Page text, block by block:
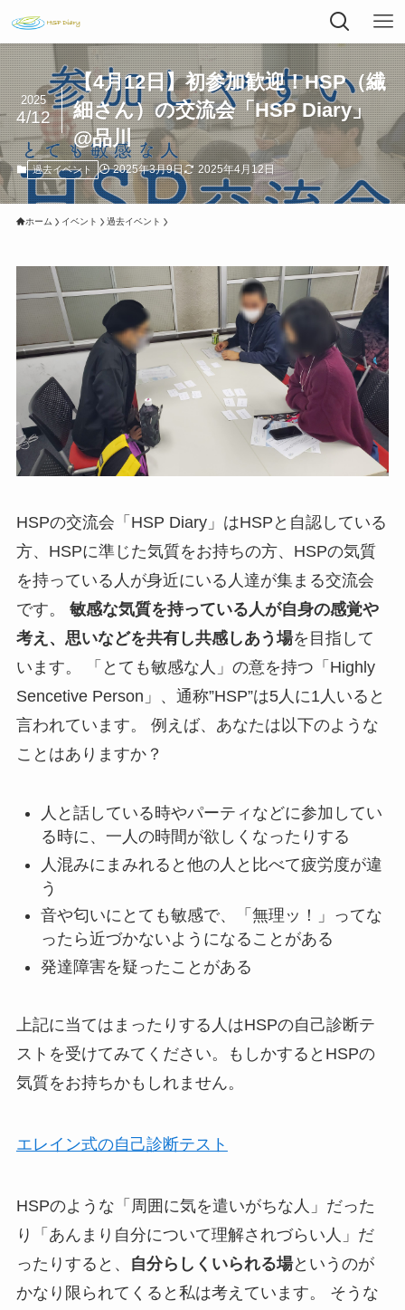
【4月12日】初参加歓迎！HSP（繊
細さん）の交流会「HSP Diary」
@品川
2025
4/12
過去イベント 2025年3月9日 2025年4月12日
ホーム イベント 過去イベント
HSPの交流会「HSP Diary」はHSPと自認している
方、HSPに準じた気質をお持ちの方、HSPの気質
を持っている人が身近にいる人達が集まる交流会
です。 敏感な気質を持っている人が自身の感覚や
考え、思いなどを共有し共感しあう場を目指して
います。 「とても敏感な人」の意を持つ「Highly
Sencetive Person」、通称”HSP”は5人に1人いると
言われています。 例えば、あなたは以下のような
ことはありますか？
人と話している時やパーティなどに参加してい
る時に、一人の時間が欲しくなったりする
人混みにまみれると他の人と比べて疲労度が違
う
音や匂いにとても敏感で、「無理ッ！」ってな
ったら近づかないようになることがある
発達障害を疑ったことがある
上記に当てはまったりする人はHSPの自己診断テ
ストを受けてみてください。もしかするとHSPの
気質をお持ちかもしれません。
エレイン式の自己診断テスト
HSPのような「周囲に気を遣いがちな人」だった
り「あんまり自分について理解されづらい人」だ
ったりすると、
自分らしくいられる場というのが
かなり限られてくると私は考えています。 そうな